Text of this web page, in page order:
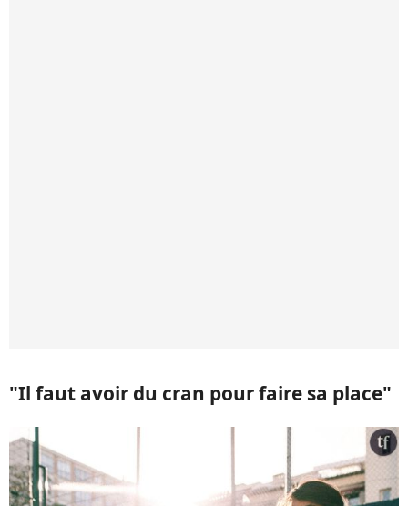
"Il faut avoir du cran pour faire sa place"